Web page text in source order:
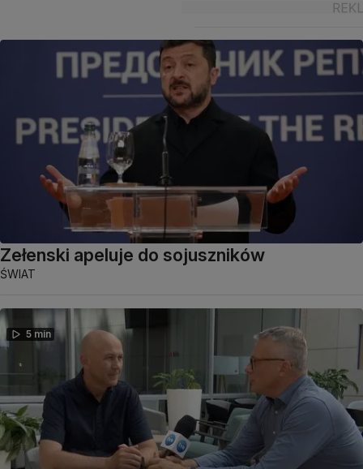
Zełenski apeluje do sojuszników
ŚWIAT
5 min